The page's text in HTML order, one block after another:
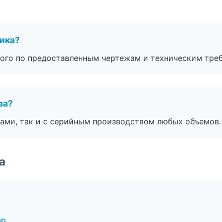
по предоставленным чертежам и техническим
так и с серийным производством любых объемов.